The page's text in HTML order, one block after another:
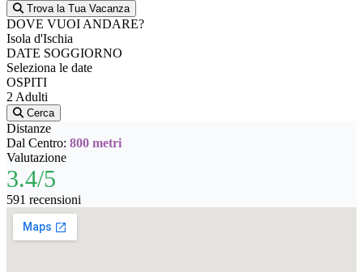
Trova la Tua Vacanza
DOVE VUOI ANDARE?
Isola d'Ischia
DATE SOGGIORNO
Seleziona le date
OSPITI
2 Adulti
Cerca
Distanze
Dal Centro: 800 metri
Valutazione
3.4/5
591 recensioni